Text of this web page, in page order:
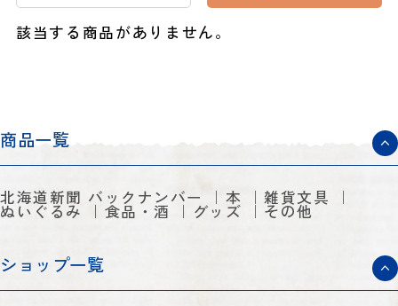
該当する商品がありません。
商品一覧
北海道新聞 バックナンバー 本 雑貨文具
ぬいぐるみ 食品・酒 グッズ その他
ショップ一覧